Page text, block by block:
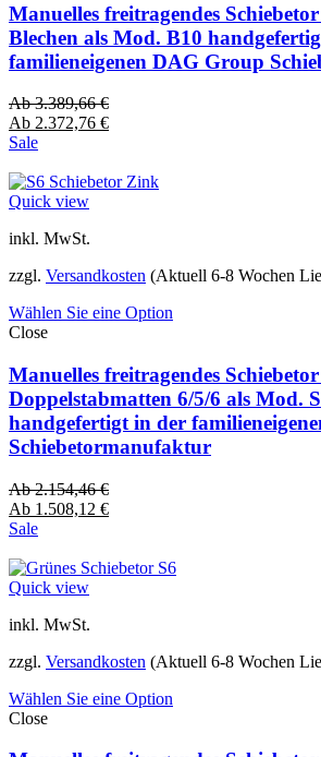
Manuelles freitragendes
Blechen als Mod. B10
familieneigenen DAG Group
Ab3.389,66€
Ab 2.372,76 €
Sale
Quick view
inkl. MwSt.
zzgl. Versandkosten (Aktuell 6-8 Wochen
Wählen Sie eine Option
Close
Manuelles freitragendes
Doppelstabmatten 6/5/6 als Mod.
handgefertigt in der
Schiebetormanufaktur
Ab2.154,46€
Ab 1.508,12 €
Sale
Quick view
inkl. MwSt.
zzgl. Versandkosten (Aktuell 6-8 Wochen
Wählen Sie eine Option
Close